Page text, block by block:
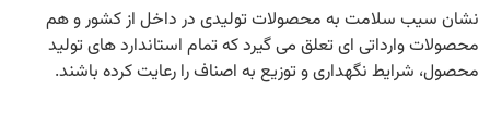
نشان سیب سلامت به محصولات تولیدی در داخل از کشور و هم
محصولات وارداتی ای تعلق می گیرد که تمام استاندارد های تولید
محصول، شرایط نگهداری و توزیع به اصناف را رعایت کرده باشند.